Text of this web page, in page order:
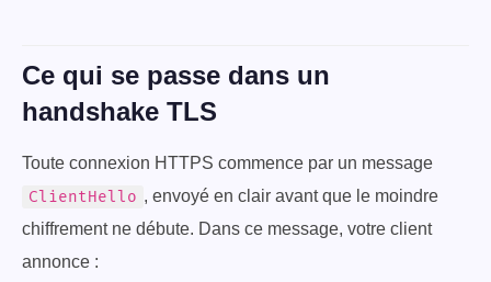
Ce qui se passe dans un
handshake TLS
Toute connexion HTTPS commence par un message
ClientHello , envoyé en clair avant que le moindre
chiffrement ne débute. Dans ce message, votre client
annonce :